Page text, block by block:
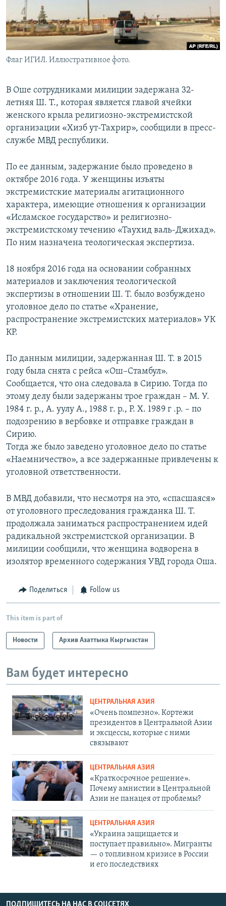
Флаг ИГИЛ. Иллюстративное фото.
В Оше сотрудниками милиции задержана 32-
летняя Ш. Т., которая является главой ячейки
женского крыла религиозно-экстремистской
организации «Хизб ут-Тахрир», сообщили в пресс-
службе МВД республики.
По ее данным, задержание было проведено в
октябре 2016 года. У женщины изъяты
экстремистские материалы агитационного
характера, имеющие отношения к организации
«Исламское государство» и религиозно-
экстремистскому течению «Таухид валь-Джихад».
По ним назначена теологическая экспертиза.
18 ноября 2016 года на основании собранных
материалов и заключения теологической
экспертизы в отношении Ш. Т. было возбуждено
уголовное дело по статье «Хранение,
распространение экстремистских материалов» УК
КР.
По данным милиции, задержанная Ш. Т. в 2015
году была снята с рейса «Ош–Стамбул».
Сообщается, что она следовала в Сирию. Тогда по
этому делу были задержаны трое граждан – М. У.
1984 г. р., А. уулу А., 1988 г. р., Р. Х. 1989 г .р. – по
подозрению в вербовке и отправке граждан в
Сирию.
Тогда же было заведено уголовное дело по статье
«Наемничество», а все задержанные привлечены к
уголовной ответственности.
В МВД добавили, что несмотря на это, «спасшаяся»
от уголовного преследования гражданка Ш. Т.
продолжала заниматься распространением идей
радикальной экстремистской организации. В
милиции сообщили, что женщина водворена в
изолятор временного содержания УВД города Оша.
Поделиться Follow us
This item is part of
Новости Архив Азаттыка Кыргызстан
Вам будет интересно
ЦЕНТРАЛЬНАЯ АЗИЯ
«Очень помпезно». Кортежи
президентов в Центральной Азии
и эксцессы, которые с ними
связывают
ЦЕНТРАЛЬНАЯ АЗИЯ
«Краткосрочное решение».
Почему амнистии в Центральной
Азии не панацея от проблемы?
ЦЕНТРАЛЬНАЯ АЗИЯ
«Украина защищается и
поступает правильно». Мигранты
— о топливном кризисе в России
и его последствиях